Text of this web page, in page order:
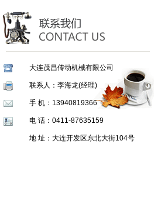
大连茂昌传动机械有限公司
联系人：李海龙(经理)
手 机：13940819366
电 话：0411-87635159
地 址：大连开发区东北大街104号